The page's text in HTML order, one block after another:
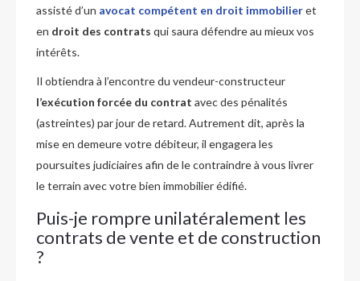
assisté d’un avocat compétent en droit immobilieret
en droit des contrats qui saura défendre au mieux vos
intérêts.
Il obtiendra à l’encontre du vendeur-constructeur
l’exécution forcée du contrat avec des pénalités
(astreintes) par jour de retard. Autrement dit, après la
mise en demeure votre débiteur, il engagera les
poursuites judiciaires afin de le contraindre à vous livrer
le terrain avec votre bien immobilier édifié.
Puis-je rompre unilatéralement les
contrats de vente et de construction
?